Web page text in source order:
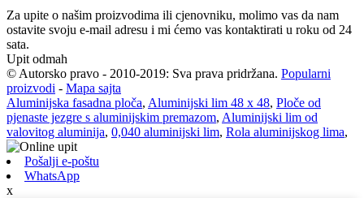
Za upite o našim proizvodima ili cjenovniku, molimo vas da nam
ostavite svoju e-mail adresu i mi ćemo vas kontaktirati u roku od 24
sata.
Upit odmah
© Autorsko pravo - 2010-2019: Sva prava pridržana. Popularni
proizvodi - Mapa sajta
Aluminijska fasadna ploča, Aluminijski lim 48 x 48, Ploče od
pjenaste jezgre s aluminijskim premazom, Aluminijski lim od
valovitog aluminija, 0,040 aluminijski lim, Rola aluminijskog lima,
Pošalji e-poštu
WhatsApp
x